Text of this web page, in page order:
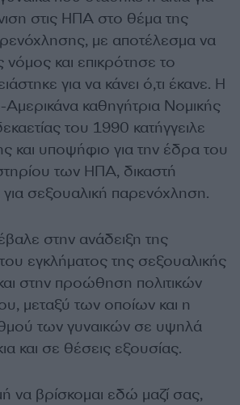
στις ΗΠΑ στο θέμα της
με αποτέλεσμα να
νόμος και επικρότησε το
για να κάνει ό,τι έκανε. Η
καθηγήτρια Νομικής
του 1990 κατήγγειλε
και υποψήφιο για την έδρα του
των ΗΠΑ, δικαστή
σεξουαλική παρενόχληση.
στην ανάδειξη της
εγκλήματος της σεξουαλικής
στην προώθηση πολιτικών
μεταξύ των οποίων και η
των γυναικών σε υψηλά
και σε θέσεις εξουσίας.
να βρίσκομαι εδώ μαζί σας,